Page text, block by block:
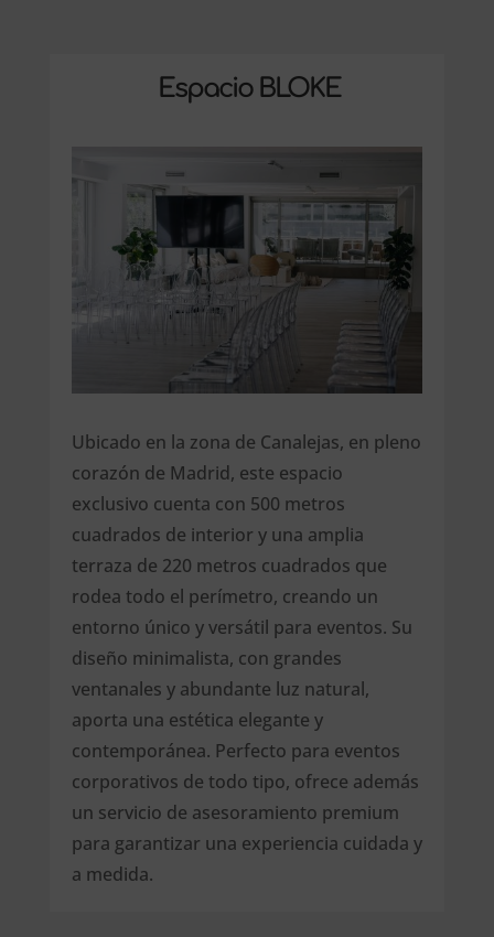
Espacio BLOKE
Ubicado en la zona de Canalejas, en pleno
corazón de Madrid, este espacio
exclusivo cuenta con 500 metros
cuadrados de interior y una amplia
terraza de 220 metros cuadrados que
rodea todo el perímetro, creando un
entorno único y versátil para eventos. Su
diseño minimalista, con grandes
ventanales y abundante luz natural,
aporta una estética elegante y
contemporánea. Perfecto para eventos
corporativos de todo tipo, ofrece además
un servicio de asesoramiento premium
para garantizar una experiencia cuidada y
a medida.